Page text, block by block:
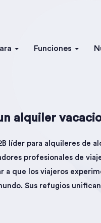
Funciones
alquiler
líder para alquileres de
profesionales de
a que los viajeros
Sus refugios